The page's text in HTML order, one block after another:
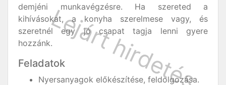
demjéni munkavégzésre. Ha szereted a
kihívásokat, a konyha szerelmese vagy, és
szeretnél egy jó csapat tagja lenni gyere
hozzánk.
Feladatok
Nyersanyagok előkészítése, feldolgozása.